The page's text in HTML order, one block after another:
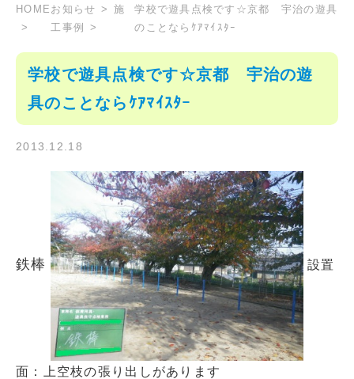
HOME お知らせ
施
工事例
学校で遊具点検です☆京都 宇治の遊具
のことならｹｱﾏｲｽﾀｰ
学校で遊具点検です☆京都 宇治の遊
具のことならｹｱﾏｲｽﾀｰ
2013.12.18
鉄棒 設置
面：上空枝の張り出しがあります